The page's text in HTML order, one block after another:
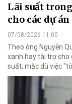
Lãi suất
cho các dự án
07/08/2026 11:00
Theo ông Nguyễn
xanh hay tài trợ cho
suất; mặc dù việc